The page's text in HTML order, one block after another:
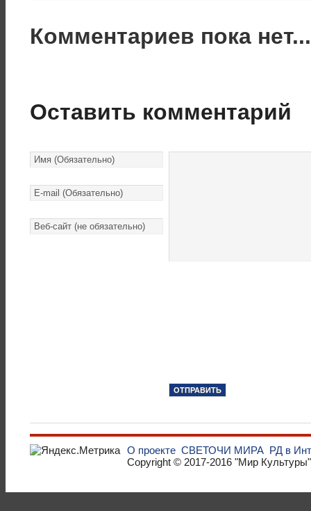
Комментариев пока
Оставить комментарий
О проекте СВЕТОЧИ МИРА РД в
Copyright © 2017-2016 "Мир Культуры"